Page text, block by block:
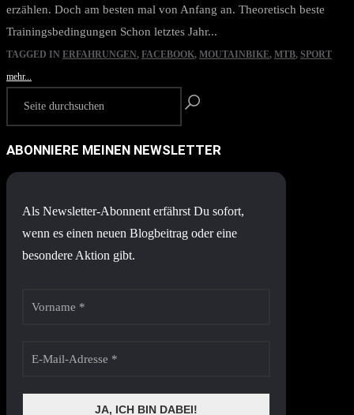
erzählen. Doch am besten mal von Anfang an. Theoretisch beste
Trainingsbedingungen Schon letztes Jahr...
TAGGED IN ERFAHRUNGEN, FACEBOOK, MOUTAINBIKE, MTB, SPORT
mehr...
ABONNIERE MEINEN NEWSLETTER
Als Newsletter-Abonnent erfährst Du sofort,
wenn es einen neuen Blogbeitrag oder eine
besondere Aktion gibt.